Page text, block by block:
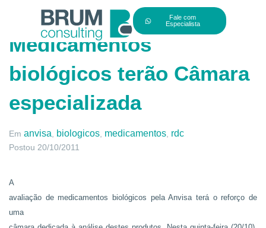
Fale com
Especialista
Medicamentos
biológicos terão Câmara
especializada
Em anvisa biologicos medicamentos rdc
Postou 20/10/2011
A
avaliação de medicamentos biológicos pela Anvisa terá o reforço de
uma